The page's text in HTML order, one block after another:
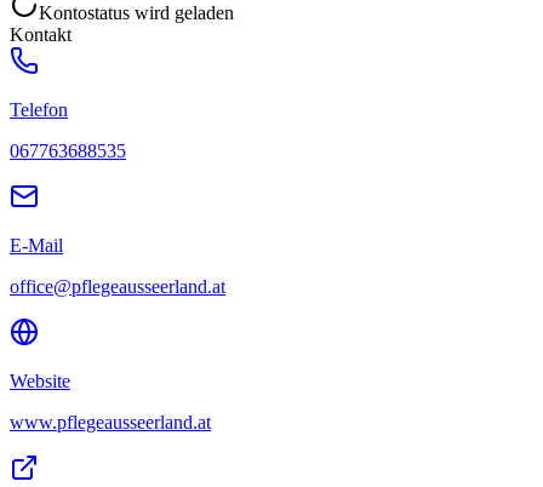
Kontostatus wird geladen
Kontakt
Telefon
067763688535
E-Mail
office@pflegeausseerland.at
Website
www.pflegeausseerland.at